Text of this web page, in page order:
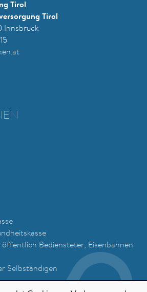
Tirol
Tirol
Innsbruck
Bediensteter, Eisenbahnen
Selbständigen